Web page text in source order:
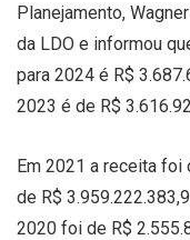
Planejamento,
da LDO e informou
para 2024 é R$
2023 é de R$
Em 2021 a receita foi
de R$
2020 foi de R$